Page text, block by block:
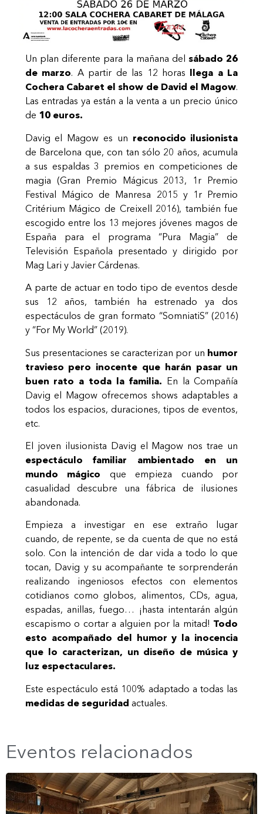
Un plan diferente para la mañana delsábado 26
de marzo. A partir de las 12 horas llega a La
Cochera Cabaret el show de David el Magow.
Las entradas ya están a la venta a un precio único
de 10 euros.
Davig el Magow es un reconocido ilusionista
de Barcelona que, con tan sólo 20 años, acumula
a sus espaldas 3 premios en competiciones de
magia (Gran Premio Mágicus 2013, 1r Premio
Festival Mágico de Manresa 2015 y 1r Premio
Critérium Mágico de Creixell 2016), también fue
escogido entre los 13 mejores jóvenes magos de
España para el programa “Pura Magia” de
Televisión Española presentado y dirigido por
Mag Lari y Javier Cárdenas.
A parte de actuar en todo tipo de eventos desde
sus 12 años, también ha estrenado ya dos
espectáculos de gran formato “SomniatiS” (2016)
y “For My World” (2019).
Sus presentaciones se caracterizan por un humor
travieso pero inocente que harán pasar un
buen rato a toda la familia. En la Compañía
Davig el Magow ofrecemos shows adaptables a
todos los espacios, duraciones, tipos de eventos,
etc.
El joven ilusionista Davig el Magow nos trae un
espectáculo familiar ambientado en un
mundo mágico que empieza cuando por
casualidad descubre una fábrica de ilusiones
abandonada.
Empieza a investigar en ese extraño lugar
cuando, de repente, se da cuenta de que no está
solo. Con la intención de dar vida a todo lo que
tocan, Davig y su acompañante te sorprenderán
realizando ingeniosos efectos con elementos
cotidianos como globos, alimentos, CDs, agua,
espadas, anillas, fuego… ¡hasta intentarán algún
escapismo o cortar a alguien por la mitad! Todo
esto acompañado del humor y la inocencia
que lo caracterizan, un diseño de música y
luz espectaculares.
Este espectáculo está 100% adaptado a todas las
medidas de seguridad actuales.
Eventos relacionados